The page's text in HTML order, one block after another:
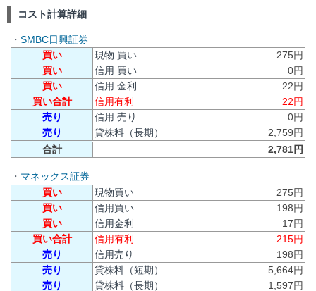
コスト計算詳細
・ SMBC日興証券
買い
現物 買い
275円
買い
信用 買い
0円
買い
信用 金利
22円
買い合計
信用有利
22円
売り
信用 売り
0円
売り
貸株料（長期）
2,759円
合計
2,781円
・ マネックス証券
買い
現物買い
275円
買い
信用買い
198円
買い
信用金利
17円
買い合計
信用有利
215円
売り
信用売り
198円
売り
貸株料（短期）
5,664円
売り
貸株料（長期）
1,597円